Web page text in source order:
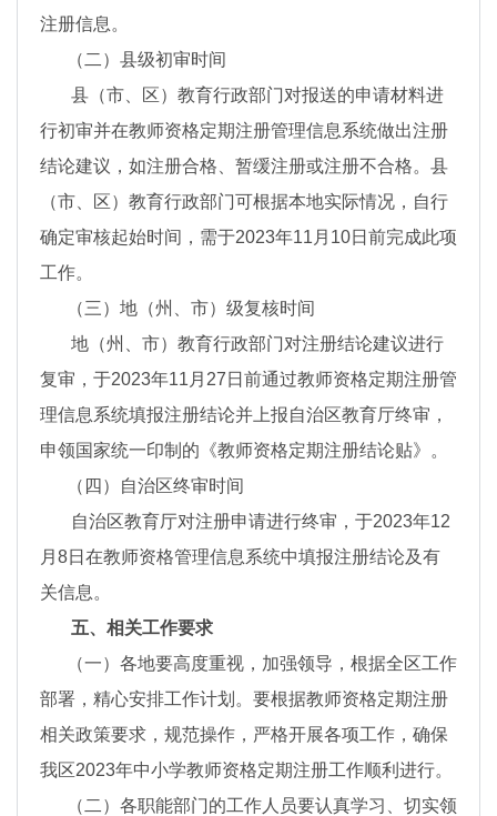
注册信息。
（二）县级初审时间
县（市、区）教育行政部门对报送的申请材料进
行初审并在教师资格定期注册管理信息系统做出注册
结论建议，如注册合格、暂缓注册或注册不合格。县
（市、区）教育行政部门可根据本地实际情况，自行
确定审核起始时间，需于2023年11月10日前完成此项
工作。
（三）地（州、市）级复核时间
地（州、市）教育行政部门对注册结论建议进行
复审，于2023年11月27日前通过教师资格定期注册管
理信息系统填报注册结论并上报自治区教育厅终审，
申领国家统一印制的《教师资格定期注册结论贴》。
（四）自治区终审时间
自治区教育厅对注册申请进行终审，于2023年12
月8日在教师资格管理信息系统中填报注册结论及有
关信息。
五、相关工作要求
（一）各地要高度重视，加强领导，根据全区工作
部署，精心安排工作计划。要根据教师资格定期注册
相关政策要求，规范操作，严格开展各项工作，确保
我区2023年中小学教师资格定期注册工作顺利进行。
（二）各职能部门的工作人员要认真学习、切实领